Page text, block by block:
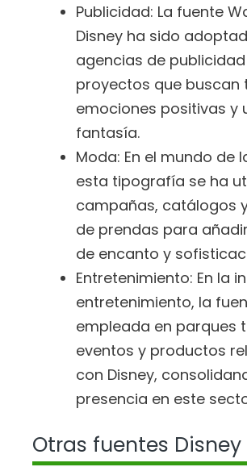
Publicidad: La fuente
Disney ha sido
agencias de
proyectos que buscan
emociones positivas y
fantasía.
Moda: En el mundo de
esta tipografía se ha
campañas, catálogos
de prendas para
de encanto y
Entretenimiento: En la
entretenimiento, la
empleada en parques
eventos y productos
con Disney,
presencia en este
Otras fuentes Disney